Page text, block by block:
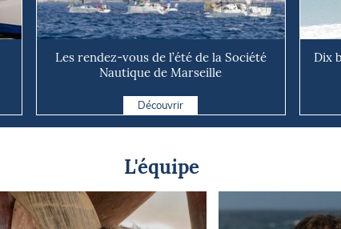
Les rendez-vous de l’été de la Société
Nautique de Marseille
Découvrir
Dix
L'équipe